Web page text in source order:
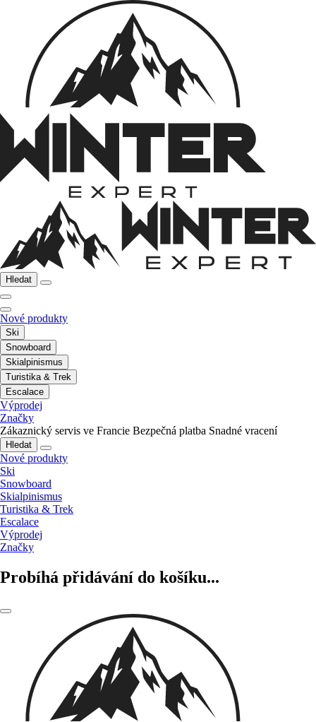
Hledat
Nové produkty
Ski
Snowboard
Skialpinismus
Turistika & Trek
Escalace
Výprodej
Značky
Zákaznický servis ve Francie Bezpečná platba Snadné vracení
Hledat
Nové produkty
Ski
Snowboard
Skialpinismus
Turistika & Trek
Escalace
Výprodej
Značky
Probíhá přidávání do košíku...